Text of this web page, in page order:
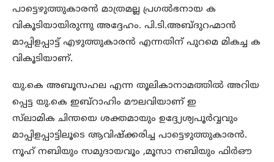
പാട്ടെഴുത്തുകാരന്‍ മാത്രമല്ല പ്രഗല്‍ഭനായ ക
വികൂടിയായിരുന്നു അദ്ദേഹം. പി.ടി.അബ്ദുറഹ്മാന്‍
മാപ്പിളപ്പാട്ട് എഴുത്തുകാരന്‍ എന്നതിന് പുറമെ മികച്ച ക
വികൂടിയാണ്.
യു.കെ അബൂസഹല എന്ന തൂലികാനാമത്തില്‍ അറിയ
പ്പെട്ട യു.കെ ഇബ്‌റാഹിം മൗലവിയാണ് ഇ
സ്‌ലാമിക ചിന്തയെ ശക്തമായും ഉദ്ദ്യേശ്യപൂര്‍വ്വവും
മാപ്പിളപ്പാട്ടിലൂടെ ആവിഷ്‌ക്കരിച്ച പാട്ടെഴുത്തുകാരന്‍.
നൂഹ് നബിയും സമുദായവൂം ,മൂസാ നബിയും ഫിര്‍ഔ